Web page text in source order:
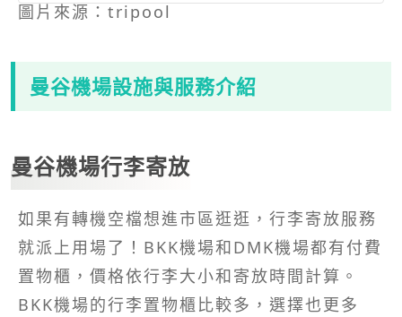
圖片來源：tripool
曼谷機場設施與服務介紹
曼谷機場行李寄放
如果有轉機空檔想進市區逛逛，行李寄放服務
就派上用場了！BKK機場和DMK機場都有付費
置物櫃，價格依行李大小和寄放時間計算。
BKK機場的行李置物櫃比較多，選擇也更多